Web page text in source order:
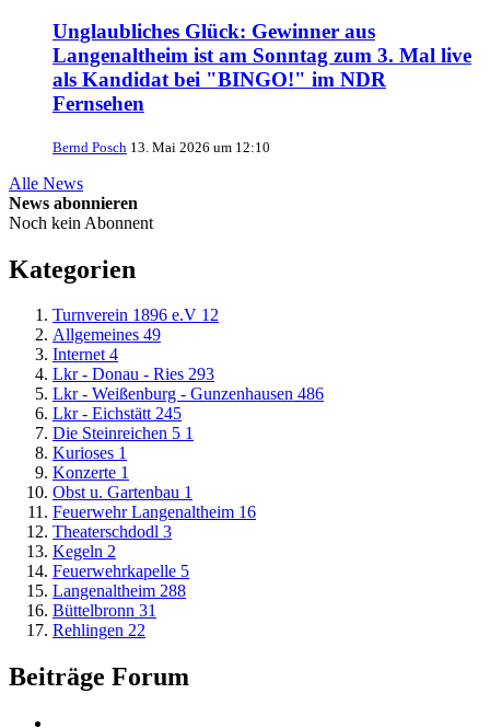
Unglaubliches Glück: Gewinner aus
Langenaltheim ist am Sonntag zum 3. Mal live
als Kandidat bei "BINGO!" im NDR
Fernsehen
Bernd Posch 13. Mai 2026 um 12:10
Alle News
News abonnieren
Noch kein Abonnent
Kategorien
Turnverein 1896 e.V 12
Allgemeines 49
Internet 4
Lkr - Donau - Ries 293
Lkr - Weißenburg - Gunzenhausen 486
Lkr - Eichstätt 245
Die Steinreichen 5 1
Kurioses 1
Konzerte 1
Obst u. Gartenbau 1
Feuerwehr Langenaltheim 16
Theaterschdodl 3
Kegeln 2
Feuerwehrkapelle 5
Langenaltheim 288
Büttelbronn 31
Rehlingen 22
Beiträge Forum